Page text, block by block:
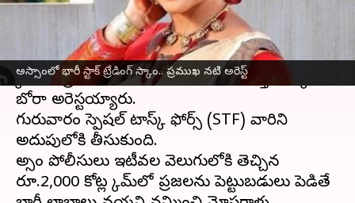
అస్సాంలో భారీ స్టాక్ ట్రేడింగ్ స్కాం.. ప్రముఖ నటి అరెస్ట్
ఈ వార్తాకథనం ఏంటి
అస్సాంలో సంచలనం సృష్టించిన ఆన్‌లైన్ స్టాక్‌ ట్రేడింగ్
స్కామ్‌లో ప్రముఖ నటి సుమిబోరా, ఆమె భర్త తార్కిక్
బోరా అరెస్టయ్యారు.
గురువారం స్పెషల్ టాస్క్ ఫోర్స్ (STF) వారిని
అదుపులోకి తీసుకుంది.
అస్సాం పోలీసులు ఇటీవల వెలుగులోకి తెచ్చిన
రూ.2,000 కోట్ల స్కామ్‌లో ప్రజలను పెట్టుబడులు పెడితే